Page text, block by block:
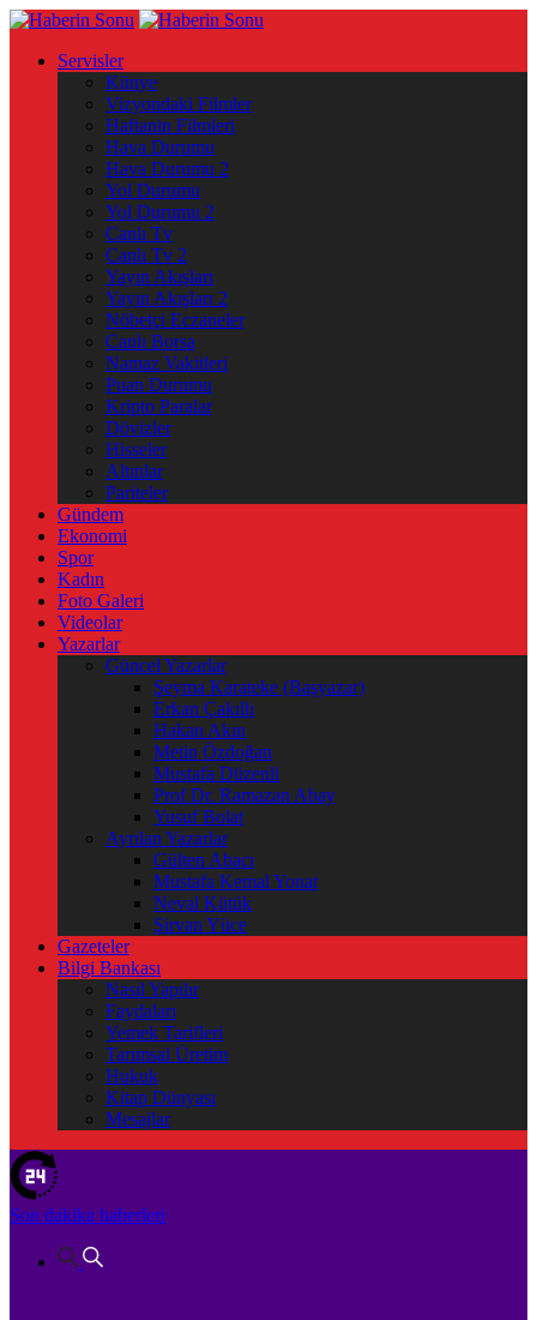
Servisler
Künye
Vizyondaki Filmler
Haftanin Filmleri
Hava Durumu
Hava Durumu 2
Yol Durumu
Yol Durumu 2
Canlı Tv
Canlı Tv 2
Yayın Akışları
Yayın Akışları 2
Nöbetçi Eczaneler
Canlı Borsa
Namaz Vakitleri
Puan Durumu
Kripto Paralar
Dövizler
Hisseler
Altınlar
Pariteler
Gündem
Ekonomi
Spor
Kadın
Foto Galeri
Videolar
Yazarlar
Güncel Yazarlar
Şeyma Karateke (Başyazar)
Erkan Çakıllı
Hakan Akın
Metin Özdoğan
Mustafa Düzenli
Prof Dr. Ramazan Abay
Yusuf Bolat
Ayrılan Yazarlar
Gülten Abacı
Mustafa Kemal Yonat
Neval Kütük
Şirvan Yüce
Gazeteler
Bilgi Bankası
Nasıl Yapılır
Faydaları
Yemek Tarifleri
Tarımsal Üretim
Hukuk
Kitap Dünyası
Mesajlar
Son dakika haberleri